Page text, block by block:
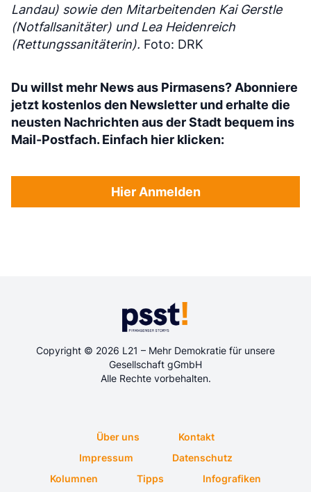
Landau) sowie den Mitarbeitenden Kai Gerstle
(Notfallsanitäter) und Lea Heidenreich
(Rettungssanitäterin). Foto: DRK
Du willst mehr News aus Pirmasens? Abonniere
jetzt kostenlos den Newsletter und erhalte die
neusten Nachrichten aus der Stadt bequem ins
Mail-Postfach. Einfach hier klicken:
Hier Anmelden
Copyright © 2026 L21 – Mehr Demokratie für unsere
Gesellschaft gGmbH
Alle Rechte vorbehalten.
Über uns
Kontakt
Impressum
Datenschutz
Kolumnen
Tipps Infografiken